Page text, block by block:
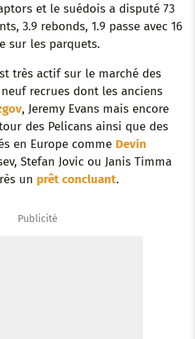
et le suédois a disputé 73
3.9 rebonds, 1.9 passe avec 16
sur les parquets.
très actif sur le marché des
recrues dont les anciens
, Jeremy Evans mais encore
des Pelicans ainsi que des
en Europe comme Devin
Stefan Jovic ou Janis Timma
un prêt concluant.
Publicité